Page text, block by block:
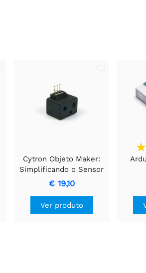
Cytron Objeto Maker:
Simplificando o Sensor
de Objetos para
Iniciantes
€ 19,10
Ver produto